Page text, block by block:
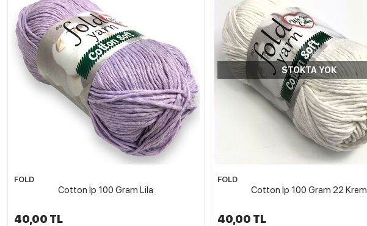
FOLD
Cotton İp 100 Gram Lila
40,00 TL
STOKTA YOK
FOLD
Cotton İp 100 Gram 22 Krem
40,00 TL